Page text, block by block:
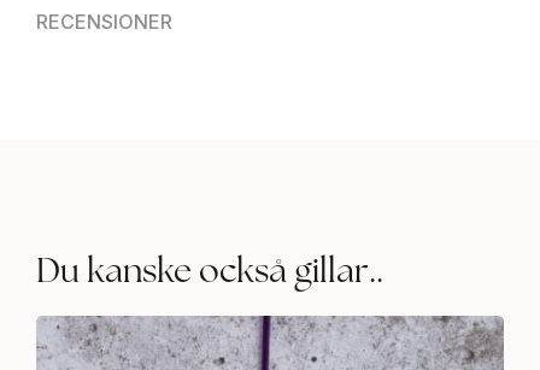
RECENSIONER
Du kanske också gillar..